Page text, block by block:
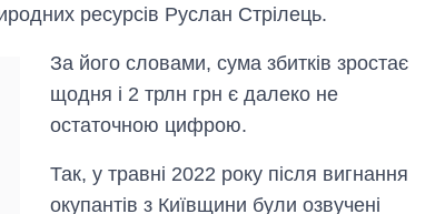
ресурсів Руслан Стрілець.
За його словами, сума збитків зростає
щодня і 2 трлн грн є далеко не
остаточною цифрою.
Так, у травні 2022 року після вигнання
окупантів з Київщини були озвучені